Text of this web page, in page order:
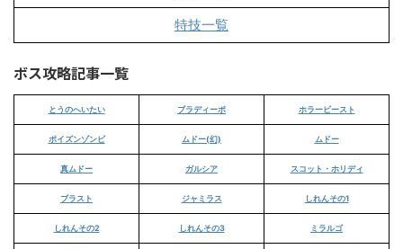
特技一覧
ボス攻略記事一覧
とうのへいたい ブラディーポ ホラービースト
ポイズンゾンビ ムドー(幻) ムドー
真ムドー ガルシア スコット・ホリディ
ブラスト ジャミラス しれんその1
しれんその2 しれんその3 ミラルゴ